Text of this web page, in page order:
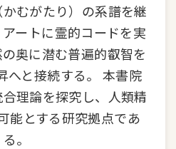
むがたり）の系譜を継
ートに霊的コードを実
奥に潜む普遍的叡智を
へと接続する。 本書院
理論を探究し、人類精
能とする研究拠点であ
る。